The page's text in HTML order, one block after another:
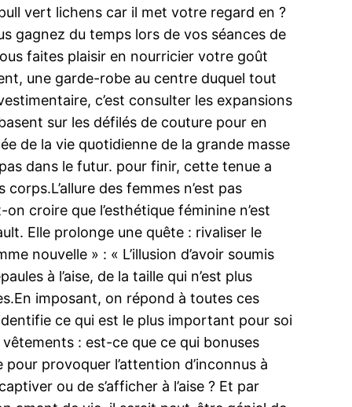
vert lichens car il met votre regard en ?
gagnez du temps lors de vos séances de
faites plaisir en nourricier votre goût
une garde-robe au centre duquel tout
c’est consulter les expansions
sur les défilés de couture pour en
de la vie quotidienne de la grande masse
dans le futur. pour finir, cette tenue a
des femmes n’est pas
croire que l’esthétique féminine n’est
Elle prolonge une quête : rivaliser le
nouvelle » : « L’illusion d’avoir soumis
à l’aise, de la taille qui n’est plus
imposant, on répond à toutes ces
ce qui est le plus important pour soi
: est-ce que ce qui bonuses
provoquer l’attention d’inconnus à
ou de s’afficher à l’aise ? Et par